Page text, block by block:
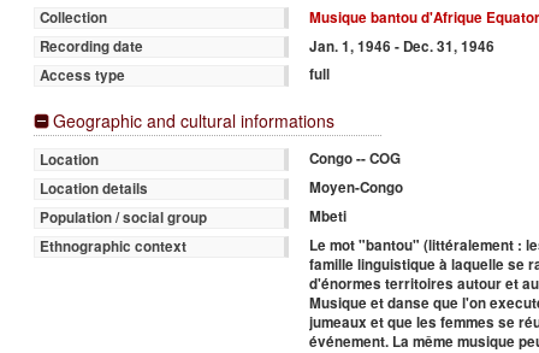
Collection
Musique bantou d'Afrique
Recording date
Jan. 1, 1946 - Dec. 31, 1946
Access type
full
Geographic and cultural informations
Location
Congo -- COG
Location details
Moyen-Congo
Population / social group
Mbeti
Ethnographic context
Le mot "bantou" (littéralement :
famille linguistique à laquelle se
d'énormes territoires autour et au
Musique et danse que l'on
jumeaux et que les femmes se
événement. La même musique